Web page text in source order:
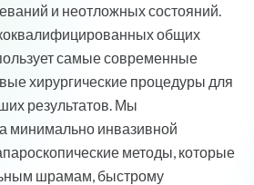
и неотложных состояний.
общих
самые современные
хирургические процедуры для
результатов. Мы
минимально инвазивной
методы, которые
шрамам, быстрому